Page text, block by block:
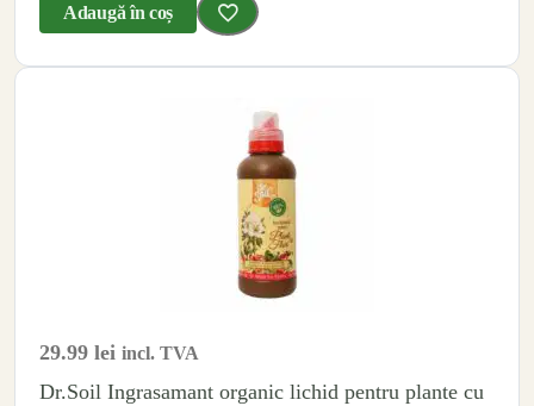
Adaugă în coș
29.99 lei incl. TVA
Dr.Soil Ingrasamant organic lichid pentru plante cu